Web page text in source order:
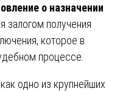
о назначении
залогом получения
которое в
процессе.
одно из крупнейших